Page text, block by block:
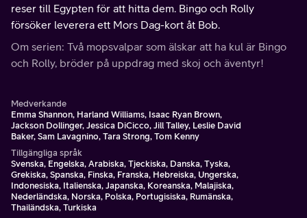
reser till Egypten för att hitta dem. Bingo och Rolly
försöker leverera ett Mors Dag-kort åt Bob.
Om serien: Två mopsvalpar som älskar att ha kul är Bingo
och Rolly, bröder på uppdrag med skoj och äventyr!
Medverkande
Emma Shannon, Harland Williams, Isaac Ryan Brown,
Jackson Dollinger, Jessica DiCicco, Jill Talley, Leslie David
Baker, Sam Lavagnino, Tara Strong, Tom Kenny
Tillgängliga språk
Svenska, Engelska, Arabiska, Tjeckiska, Danska, Tyska,
Grekiska, Spanska, Finska, Franska, Hebreiska, Ungerska,
Indonesiska, Italienska, Japanska, Koreanska, Malajiska,
Nederländska, Norska, Polska, Portugisiska, Rumänska,
Thailändska, Turkiska